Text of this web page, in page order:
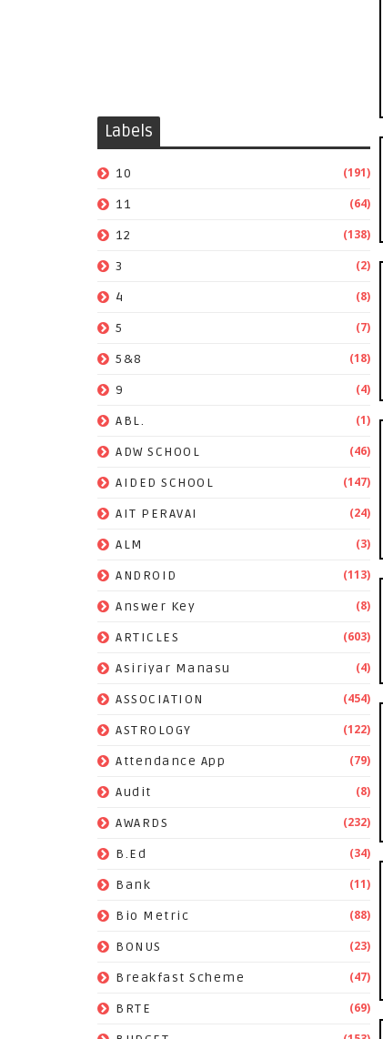
Labels
10 (191)
11 (64)
12 (138)
3 (2)
4 (8)
5 (7)
5&8 (18)
9 (4)
ABL. (1)
ADW SCHOOL (46)
AIDED SCHOOL (147)
AIT PERAVAI (24)
ALM (3)
ANDROID (113)
Answer Key (8)
ARTICLES (603)
Asiriyar Manasu (4)
ASSOCIATION (454)
ASTROLOGY (122)
Attendance App (79)
Audit (8)
AWARDS (232)
B.Ed (34)
Bank (11)
Bio Metric (88)
BONUS (23)
Breakfast Scheme (47)
BRTE (69)